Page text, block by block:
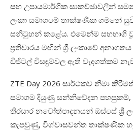
සහ උපායමාර්ගික සාකච්ඡාවලින්
ලංකා සමාගමේ තාක්ෂණික ගමනේ
සනිටුහන් කළේය. එමෙන්ම සහභාගී
ප්රතිචාරය මඟින් ශ් ලංකාවේ අනාගතය
ඩිජිටල් විසඳුම්වල ඇති වැදගත්කම
ZTE Day 2026 සාර්ථකව නිමා
සමාගම දියුණු සන්නිවේදන පහසුකම්,
තිරසාර නවෝත්පාදනයන් ඔස්සේ ශ්
කැපවුණු, විශ්වාසවන්ත තාක්ෂණික